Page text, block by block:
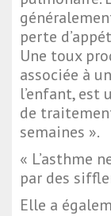
perte
Une toux
associée à
l’enfant, est
de
semaines ».
« L’asthme
par des
Elle a